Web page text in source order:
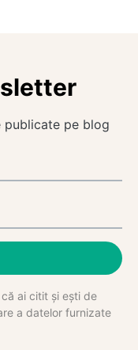
publicate pe blog
ai citit și ești de
a datelor furnizate